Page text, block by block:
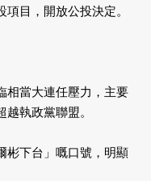
目，開放公投決定。
相當大連任壓力，主要
執政黨聯盟。
彬下台」嘅口號，明顯